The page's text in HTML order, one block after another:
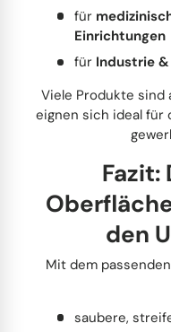
für
Einrichtungen
für Industrie
Viele Produkte sind
eignen sich ideal für
Fazit:
den
Mit dem
saubere,